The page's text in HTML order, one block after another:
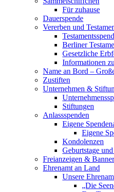
Für zuhause
Dauerspende
Vererben und
Berliner
Gesetzliche
Informationen
Name an Bord –
Zustiften
Unternehmen &
Stiftungen
Anlassspenden
Eigene
Eigene
Kondolenzen
Geburtstage
Freianzeigen & Banner
Ehrenamt an Land
Unsere
„Die